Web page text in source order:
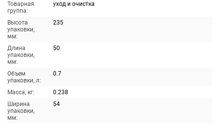
Товарная
группа:
уход и очистка
Высота
упаковки,
мм:
235
Длина
упаковки,
мм:
50
Объем
упаковки, л:
0.7
Масса, кг:
0.238
Ширина
упаковки,
мм:
54